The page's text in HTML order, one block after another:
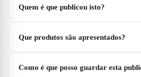
Quem é que publicou isto?
Que produtos são apresentados?
Como é que posso guardar esta